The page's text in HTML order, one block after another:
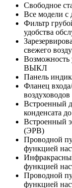
Свободное
Все модели с
Фильтр
удобства
свежего
ВЫКЛ
Панель
Фланец
воздуховодов
Встроенный
конденсата
Встроенный
(ЭРВ)
Проводной
функцией
функцией
Проводной
функцией